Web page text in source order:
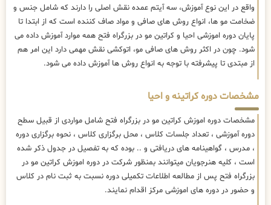
واقع در این نوع آموزش، سه آیتم عمده نقش اصلی را دارند که شامل جنس و
ضخامت مو ها، انواع روش های صافی و مواد صاف کننده است که از ابتدا تا
پایان دوره اموزشی احیا و کراتین مو در بزرگراه فتح همه موارد آموزش داده می
شود. چون در اکثر روش های صافی مو، اتوکشی نقش مهمی دارد این امر هم
از مبتدی تا پیشرفته با توجه به انواع روش ها آموزش داده می شود.
مشخصات دوره کراتینه و احیا
مشخصات دوره اموزش کراتین مو در بزرگراه فتح شامل مواردی از قبیل سطح
دوره آموزشی ، تعداد جلسات کلاس ، محل برگزاری کلاس ، نحوه برگزاری دوره
، مدرس ، گواهینامه های دریافتی و .. بوده که به تفصیل در جدول ذکر شده
است ، کلیه هنرجویان میتوانند بمنظور شرکت در دوره اموزش کراتین مو در
بزرگراه فتح پس از مطالعه اطلاعات تکمیلی دوره نسبت به ثبت نام در کلاس
و حضور در دوره های اموزشی مرکز اقدام نمایند.